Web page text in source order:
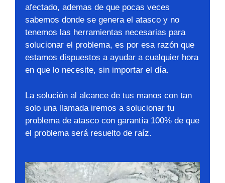
afectado, ademas de que pocas veces
sabemos donde se genera el atasco y no
tenemos las herramientas necesarias para
solucionar el problema, es por esa razón que
estamos dispuestos a ayudar a cualquier hora
en que lo necesite, sin importar el día.
La solución al alcance de tus manos con tan
solo una llamada iremos a solucionar tu
problema de atasco con garantía 100% de que
el problema será resuelto de raíz.